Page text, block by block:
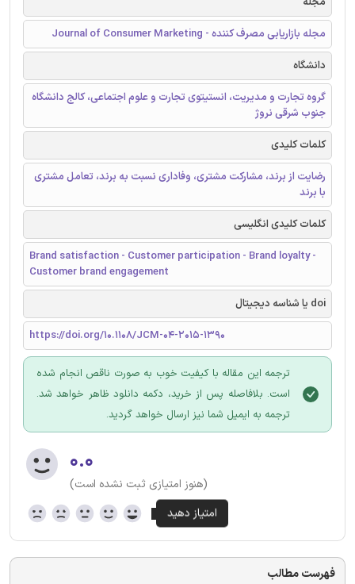
مجله بازاریابی مصرف کننده - Journal of Consumer Marketing
دانشگاه
گروه تجارت و مدیریت، انستیتوی تجارت و علوم اجتماعی، کالج دانشگاه
جنوب شرقی نروژ
کلمات کلیدی
رضایت از برند، مشارکت مشتری، وفاداری نسبت به برند، تعامل مشتری
با برند
کلمات کلیدی انگلیسی
Brand satisfaction - Customer participation - Brand loyalty -
Customer brand engagement
doi یا شناسه دیجیتال
https://doi.org/10.1108/JCM-04-2015-1390
ترجمه این مقاله با کیفیت خوب به صورت ناقص انجام شده
است. بلافاصله پس از خرید، دکمه دانلود ظاهر خواهد شد.
ترجمه به ایمیل شما نیز ارسال خواهد گردید.
۰.۰
(هنوز امتیازی ثبت نشده است)
فهرست مطالب